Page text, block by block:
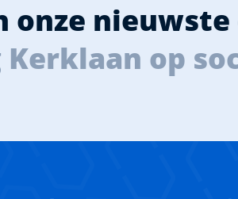
onze nieuwste
Kerklaan op